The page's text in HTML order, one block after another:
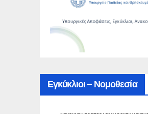
Εγκύκλιοι – Νομοθεσία